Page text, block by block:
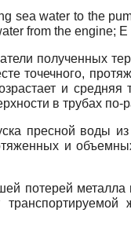
sea water to the
from the engine;
полученных
точечного,
и
в трубах по-
пресной воды
и
потерей